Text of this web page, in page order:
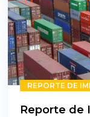
REPORTE DE
Reporte de